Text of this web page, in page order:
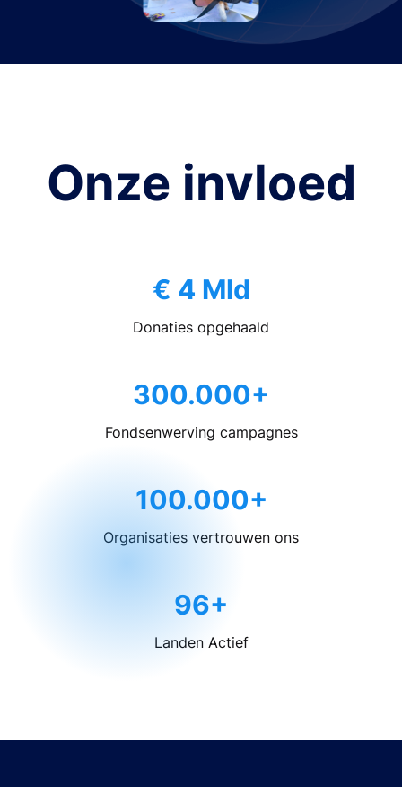
Onze invloed
€ 4 Mld
Donaties opgehaald
300.000+
Fondsenwerving campagnes
100.000+
Organisaties vertrouwen ons
96+
Landen Actief